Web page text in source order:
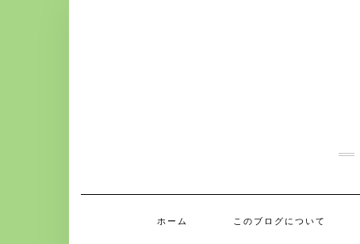
ホーム このブログについて